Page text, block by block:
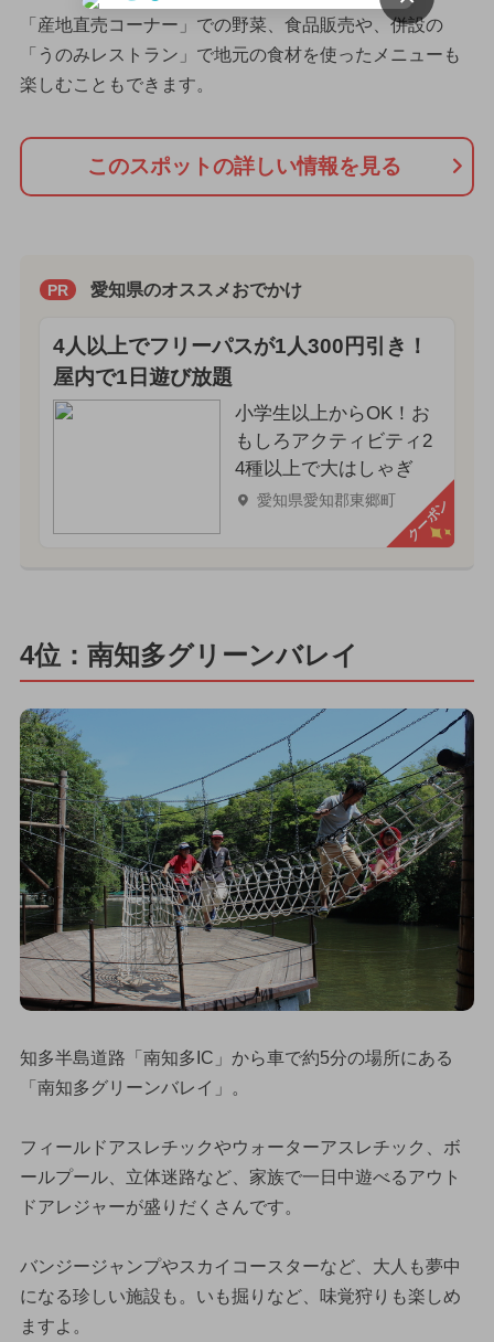
「産地直売コーナー」での野菜、食品販売や、併設の
「うのみレストラン」で地元の食材を使ったメニューも
楽しむこともできます。
このスポットの詳しい情報を見る
PR 愛知県のオススメおでかけ
4人以上でフリーパスが1人300円引き！
屋内で1日遊び放題
小学生以上からOK！お
もしろアクティビティ2
4種以上で大はしゃぎ
愛知県愛知郡東郷町 クーポン
4位：南知多グリーンバレイ
知多半島道路「南知多IC」から車で約5分の場所にある
「南知多グリーンバレイ」。
フィールドアスレチックやウォーターアスレチック、ボ
ールプール、立体迷路など、家族で一日中遊べるアウト
ドアレジャーが盛りだくさんです。
バンジージャンプやスカイコースターなど、大人も夢中
になる珍しい施設も。いも掘りなど、味覚狩りも楽しめ
ますよ。